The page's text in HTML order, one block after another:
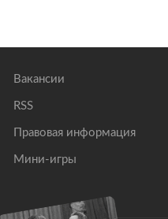
Вакансии
RSS
Правовая информация
Мини-игры